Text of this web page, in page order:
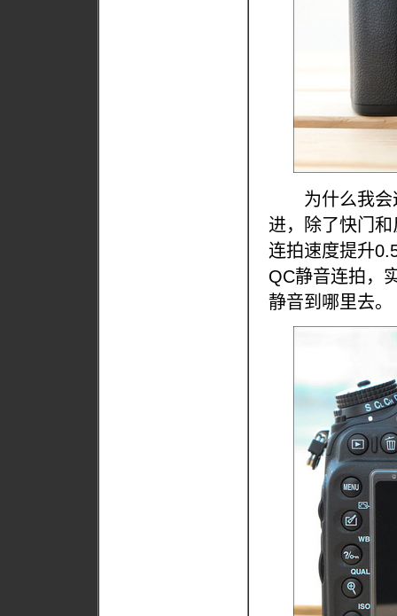
为什么我会这
进，除了快门
连拍速度提升
QC静音连拍，
静音到哪里去。